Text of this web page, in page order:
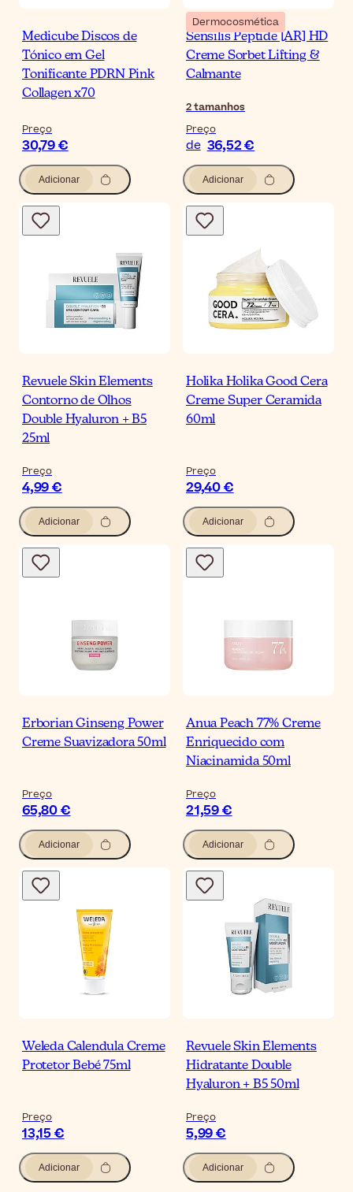
Medicube Discos de
Tónico em Gel
Tonificante PDRN Pink
Collagen x70
Preço
30,79 €
Adicionar
Dermocosmética
Sensilis Peptide [AR] HD
Creme Sorbet Lifting &
Calmante
2tamanhos
Preço
de 36,52 €
Adicionar
Revuele Skin Elements
Contorno de Olhos
Double Hyaluron + B5
25ml
Preço
4,99 €
Adicionar
Holika Holika Good Cera
Creme Super Ceramida
60ml
Preço
29,40 €
Adicionar
Erborian Ginseng Power
Creme Suavizadora 50ml
Preço
65,80 €
Adicionar
Anua Peach 77% Creme
Enriquecido com
Niacinamida 50ml
Preço
21,59 €
Adicionar
Weleda Calendula Creme
Protetor Bebé 75ml
Preço
13,15 €
Adicionar
Revuele Skin Elements
Hidratante Double
Hyaluron + B5 50ml
Preço
5,99 €
Adicionar